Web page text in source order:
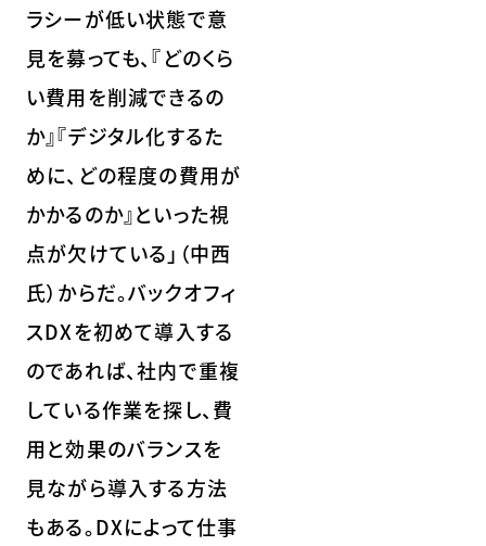
ラシーが低い状態で意
見を募っても、『どのくら
い費用を削減できるの
か』『デジタル化するた
めに、どの程度の費用が
かかるのか』といった視
点が欠けている」（中西
氏）からだ。バックオフィ
スDXを初めて導入する
のであれば、社内で重複
している作業を探し、費
用と効果のバランスを
見ながら導入する方法
もある。DXによって仕事